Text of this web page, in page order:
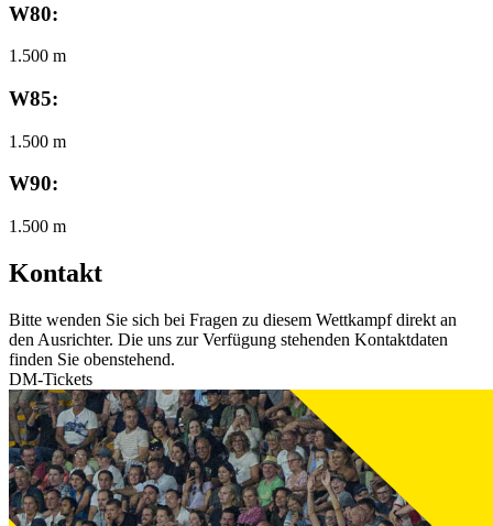
W80:
1.500 m
W85:
1.500 m
W90:
1.500 m
Kontakt
Bitte wenden Sie sich bei Fragen zu diesem Wettkampf direkt an
den Ausrichter. Die uns zur Verfügung stehenden Kontaktdaten
finden Sie obenstehend.
DM-Tickets